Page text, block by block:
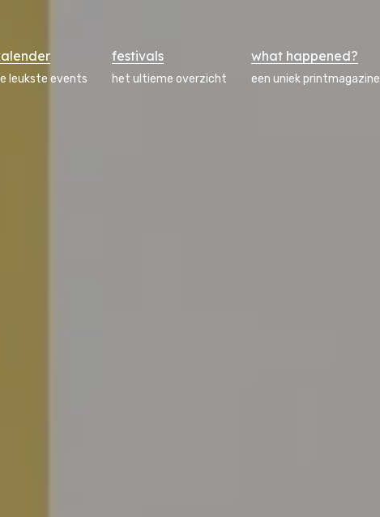
leukste events
festivals
het ultieme overzicht
what happened?
een uniek printmagazine